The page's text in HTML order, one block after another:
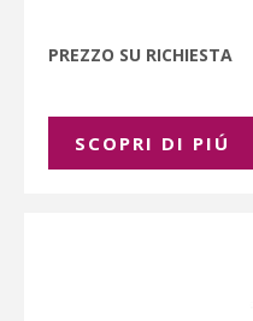
PREZZO SU RICHIESTA
SCOPRI DI PIÚ